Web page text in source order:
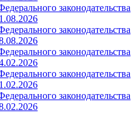
законодательства
законодательства
законодательства
законодательства
законодательства